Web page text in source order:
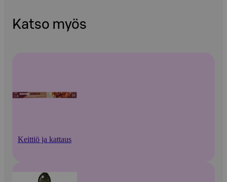
Katso myös
Keittiö ja kattaus